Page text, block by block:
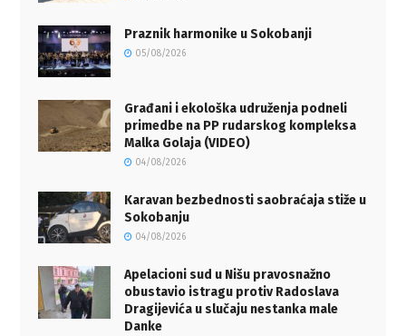
Praznik harmonike u Sokobanji
05/08/2026
Građani i ekološka udruženja podneli
primedbe na PP rudarskog kompleksa
Malka Golaja (VIDEO)
04/08/2026
Karavan bezbednosti saobraćaja stiže u
Sokobanju
04/08/2026
Apelacioni sud u Nišu pravosnažno
obustavio istragu protiv Radoslava
Dragijevića u slučaju nestanka male
Danke